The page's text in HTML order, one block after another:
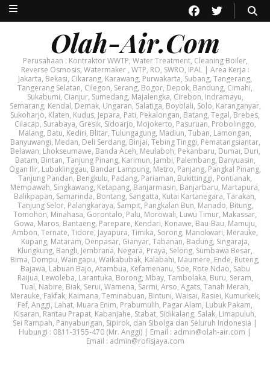
Olah-Air.Com
Perusahaan : Kontraktor WWTP, Water Treatment, Cleaning Boiler,
Reverse Osmosis, Watermaker , WTP, RO, SWRO, IPAL | Area Kerja :
Jakarta, Bekasi, Cikarang, Karawang, Purwakarta, Subang, Tangerang,
Tangerang Selatan, Cilegon, Serang, Bogor, Depok, Bandung, Cimahi,
Sukabumi, Cianjur, Sumedang, Majalengka, Cirebon, Indramayu,
Semarang, Kendal, Demak, Ungaran, Salatiga, Boyolali, Solo, Karanganyar,
Sukoharjo, Klaten, Kudus, Jepara, Pati, Pekalongan, Batang, Tegal, Brebes,
Cilacap, Surabaya, Gresik, Sidoarjo, Mojokerto, Pasuruan, Probolinggo,
Malang, Batu, Kediri, Blitar, Tulungagung, Madiun, Tuban, Lamongan,
Banyuwangi, Medan, Deli Serdang, Binjai, Tebing Tinggi, Pematangsiantar,
Belawan, Lhokseumawe, Banda Aceh, Meulaboh, Pekanbaru, Dumai, Duri,
Batam, Bintan, Tanjung Pinang, Karimun, Jambi, Palembang, Banyuasin,
Ogan Ilir, Lubuklinggau, Bandar Lampung, Metro, Panjang, Pangkal Pinang,
Tanjung Pandan, Bengkulu, Padang, Pariaman, Bukittinggi, Pontianak,
Mempawah, Singkawang, Ketapang, Banjarmasin, Banjarbaru, Martapura,
Balikpapan, Samarinda, Bontang, Sangatta, Kutai Kartanegara, Tarakan,
Tanjung Selor, Palangkaraya, Sampit, Pangkalan Bun, Manado, Bitung,
Tomohon, Minahasa, Gorontalo, Palu, Morowali, Luwu Timur, Makassar,
Gowa, Maros, Bantaeng, Parepare, Kendari, Konawe, Bau-Bau, Mamuju,
Ambon, Ternate, Tidore, Jayapura, Timika, Sorong, Manokwari, Merauke,
Kupang, Mataram, Denpasar, Gianyar, Tabanan, Badung, Singaraja,
Klungkung, Bangli, Jembrana, Negara, Praya, Selong, Sumbawa Besar,
Bima, Dompu, Waingapu, Waikabubak, Kalabahi, Maumere, Ende, Ruteng,
Bajawa, Labuan Bajo, Atambua, Kefamenanu, Soe, Rote Ndao, Sabu
Raijua, Lewoleba, Larantuka, Borong, Mbay, Tambolaka, Buru, Seram,
Tual, Nabire, Biak, Serui, Wamena, Sarmi, Arso, Agats, Tanah Merah,
Merauke, Fakfak, Kaimana, Teminabuan, Bintuni, Waisai, Rasiei, Kumurkek,
Fef, Anggi, Lahat, Muara Enim, Prabumulih, Pagar Alam, Lubuk Pakam,
Kisaran, Rantau Prapat, Kabanjahe, Stabat, Sidikalang, Salak, Limapuluh,
Sei Rampah, Panyabungan, Sipirok, dan Sibolga dan Seluruh Indonesia |
Hubungi : 0811-3155-470 (Mr. Anggi) | Email : admin@olah-air.com |
Email : admin@rofisjaya.com